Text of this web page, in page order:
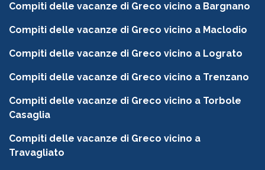
Compiti delle vacanze di Greco vicino a Bargnano
Compiti delle vacanze di Greco vicino a Maclodio
Compiti delle vacanze di Greco vicino a Lograto
Compiti delle vacanze di Greco vicino a Trenzano
Compiti delle vacanze di Greco vicino a Torbole
Casaglia
Compiti delle vacanze di Greco vicino a
Travagliato